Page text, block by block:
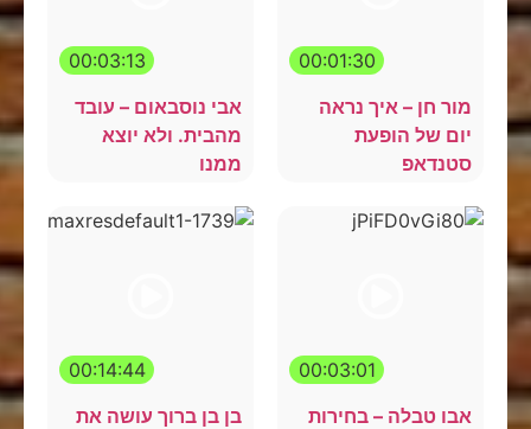
00:01:30
מור חן – איך נראה
יום של הופעת
סטנדאפ
00:03:13
אבי נוסבאום – עובד
מהבית. ולא יוצא
ממנו
00:03:01
אבו טבלה – בחירות
00:14:44
בן בן ברוך עושה את